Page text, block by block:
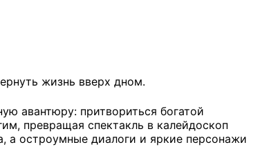
жизнь вверх дном.
авантюру: притвориться богатой
превращая спектакль в калейдоскоп
а остроумные диалоги и яркие персонажи